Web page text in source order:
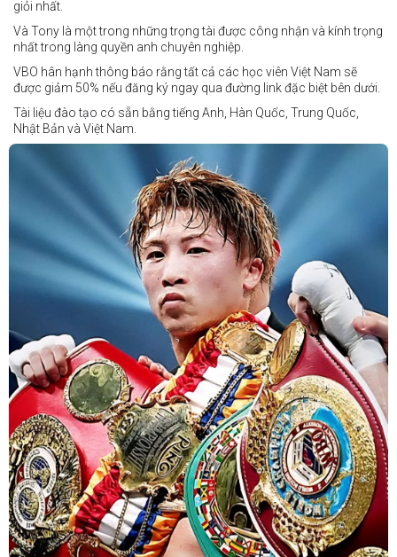
Vincent Siordia vs Kresler Tenorio
Jeffer Rhoy Mendoza vs Eranio Pisador
Mikko Camingawan vs Rovick Embuscado
Meredy Michael vs Aisah Alico
Ian Carl Muyso vs Marvin Zamora
Franz Carl Muyso vs Ariel Antonio
Hãy rủ bạn bè và gia đình cùng tham gia để tận hưởng một ngày
tuyệt vời và chứng kiến QUYỀN ANH Ở ĐỈNH CAO NHẤT!
giỏi nhất.
Và Tony là một trong những trọng tài được công nhận và kính trọng
nhất trong làng quyền anh chuyên nghiệp.
VBO hân hạnh thông báo rằng tất cả các học viên Việt Nam sẽ
được giảm 50% nếu đăng ký ngay qua đường link đặc biệt bên dưới.
Tài liệu đào tạo có sẵn bằng tiếng Anh, Hàn Quốc, Trung Quốc,
Nhật Bản và Việt Nam.
Số lượng chỗ có hạn, hãy nhanh tay đăng ký!